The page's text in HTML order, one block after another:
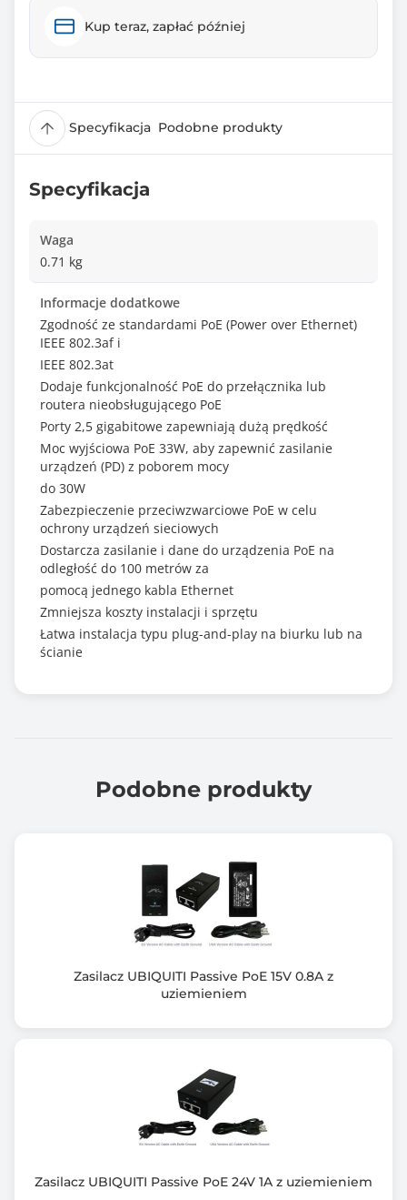
Kup teraz, zapłać później
Specyfikacja Podobne produkty
Specyfikacja
Waga
0.71 kg
Informacje dodatkowe
Zgodność ze standardami PoE (Power over Ethernet)
IEEE 802.3af i
IEEE 802.3at
Dodaje funkcjonalność PoE do przełącznika lub
routera nieobsługującego PoE
Porty 2,5 gigabitowe zapewniają dużą prędkość
Moc wyjściowa PoE 33W, aby zapewnić zasilanie
urządzeń (PD) z poborem mocy
do 30W
Zabezpieczenie przeciwzwarciowe PoE w celu
ochrony urządzeń sieciowych
Dostarcza zasilanie i dane do urządzenia PoE na
odległość do 100 metrów za
pomocą jednego kabla Ethernet
Zmniejsza koszty instalacji i sprzętu
Łatwa instalacja typu plug-and-play na biurku lub na
ścianie
Podobne produkty
Zasilacz UBIQUITI Passive PoE 15V 0.8A z
uziemieniem
Zasilacz UBIQUITI Passive PoE 24V 1A z uziemieniem